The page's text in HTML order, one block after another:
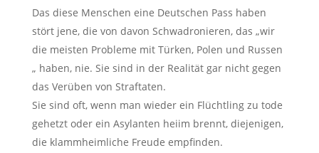
Das diese Menschen eine Deutschen Pass haben
stört jene, die von davon Schwadronieren, das „wir
die meisten Probleme mit Türken, Polen und Russen
„ haben, nie. Sie sind in der Realität gar nicht gegen
das Verüben von Straftaten.
Sie sind oft, wenn man wieder ein Flüchtling zu tode
gehetzt oder ein Asylanten heiim brennt, diejenigen,
die klammheimliche Freude empfinden.